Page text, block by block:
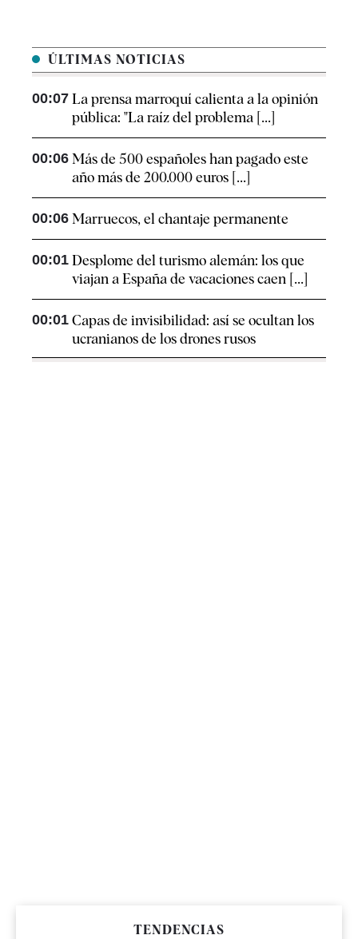
ÚLTIMAS NOTICIAS
00:07 La prensa marroquí calienta a la opinión
pública: "La raíz del problema [...]
00:06 Más de 500 españoles han pagado este
año más de 200.000 euros [...]
00:06 Marruecos, el chantaje permanente
00:01 Desplome del turismo alemán: los que
viajan a España de vacaciones caen [...]
00:01 Capas de invisibilidad: así se ocultan los
ucranianos de los drones rusos
TENDENCIAS